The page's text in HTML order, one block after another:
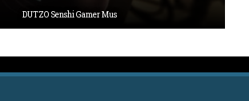
DUTZO Senshi Gamer Mus